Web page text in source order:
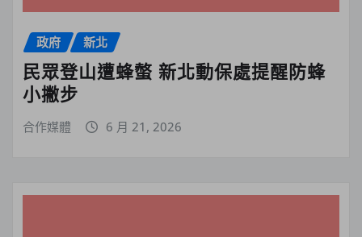
政府 新北
民眾登山遭蜂螫 新北動保處提醒防蜂
小撇步
合作媒體 6 月 21, 2026